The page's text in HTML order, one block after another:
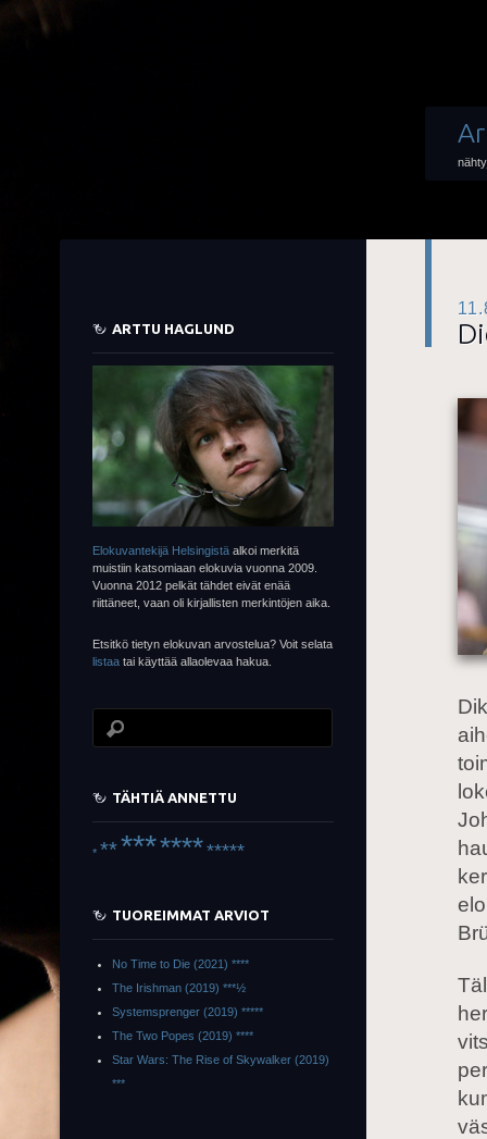
ARTTU HAGLUND
Elokuvantekijä Helsingistä alkoi merkitä
muistiin katsomiaan elokuvia vuonna 2009.
Vuonna 2012 pelkät tähdet eivät enää
riittäneet, vaan oli kirjallisten merkintöjen aika.
Etsitkö tietyn elokuvan arvostelua? Voit selata
listaa tai käyttää allaolevaa hakua.
TÄHTIÄ ANNETTU
* **************
TUOREIMMAT ARVIOT
No Time to Die (2021) ****
The Irishman (2019) ***½
Systemsprenger (2019) *****
The Two Popes (2019) ****
Star Wars: The Rise of Skywalker (2019)
***